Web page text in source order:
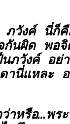
ภวังค์นี่ก็คื
กันผิด พอ
นภวังค์ อย่
านี่แหละ
ว่าหรือ…พร